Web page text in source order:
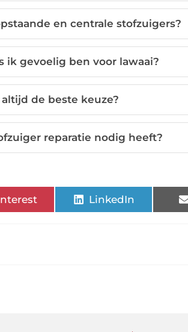
en centrale stofzuigers?
ik gevoelig ben voor lawaai?
de beste keuze?
reparatie nodig heeft?
LinkedIn